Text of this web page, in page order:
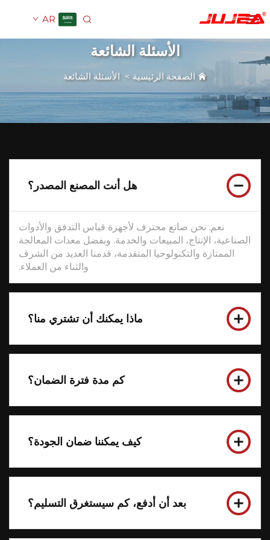
AR
الأسئلة الشائعة
الصفحة الرئيسية>الأسئلة الشائعة
هل أنت المصنع المصدر؟
نعم. نحن صانع محترف لأجهزة قياس التدفق والأدوات
الإنتاج، المبيعات والخدمة. وبفضل معدات المعالجة
الممتازة والتكنولوجيا المتقدمة، قدمنا العديد من الشرف
والثناء من العملاء.
ماذا يمكنك أن تشتري منا؟
كم مدة فترة الضمان؟
كيف يمكننا ضمان الجودة؟
بعد أن أدفع، كم سيستغرق التسليم؟